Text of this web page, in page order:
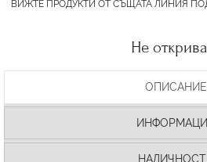
ВИЖТЕ ПРОДУКТИ ОТ СЪЩАТА ЛИНИЯ
Не
ОПИСАНИЕ